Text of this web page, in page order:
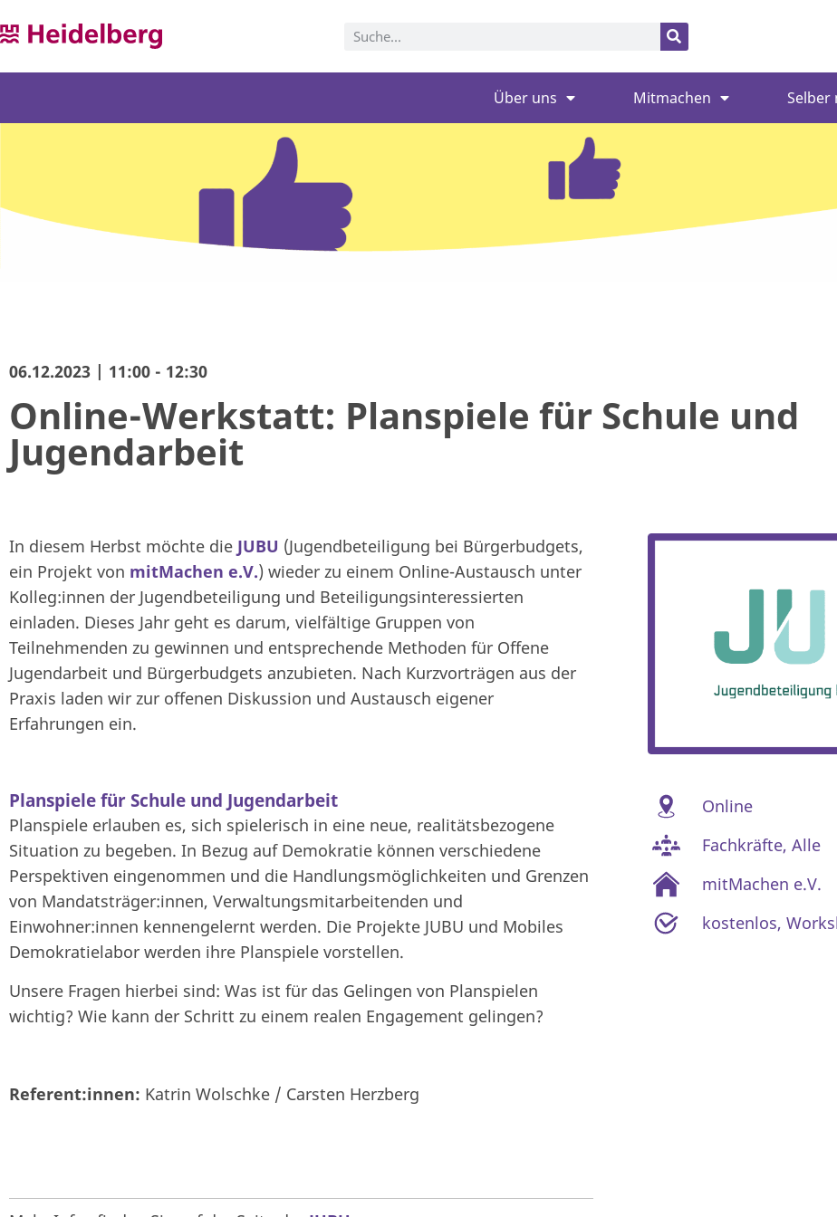
Über uns Mitmachen Selber
06.12.2023 | 11:00 - 12:30
Online-Werkstatt: Planspiele für Schule und
Jugendarbeit
In diesem Herbst möchte die JUBU (Jugendbeteiligung bei Bürgerbudgets,
ein Projekt von mitMachen e.V.) wieder zu einem Online-Austausch unter
Kolleg:innen der Jugendbeteiligung und Beteiligungsinteressierten
einladen. Dieses Jahr geht es darum, vielfältige Gruppen von
Teilnehmenden zu gewinnen und entsprechende Methoden für Offene
Jugendarbeit und Bürgerbudgets anzubieten. Nach Kurzvorträgen aus der
Praxis laden wir zur offenen Diskussion und Austausch eigener
Erfahrungen ein.
Planspiele für Schule und Jugendarbeit
Planspiele erlauben es, sich spielerisch in eine neue, realitätsbezogene
Situation zu begeben. In Bezug auf Demokratie können verschiedene
Perspektiven eingenommen und die Handlungsmöglichkeiten und Grenzen
von Mandatsträger:innen, Verwaltungsmitarbeitenden und
Einwohner:innen kennengelernt werden. Die Projekte JUBU und Mobiles
Demokratielabor werden ihre Planspiele vorstellen.
Unsere Fragen hierbei sind: Was ist für das Gelingen von Planspielen
wichtig? Wie kann der Schritt zu einem realen Engagement gelingen?
Referent:innen: Katrin Wolschke / Carsten Herzberg
Online
Fachkräfte, Alle
mitMachen e.V.
kostenlos,